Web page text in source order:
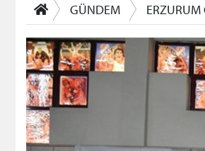
GÜNDEM ERZURUM
Genç Bilgi Sistemi